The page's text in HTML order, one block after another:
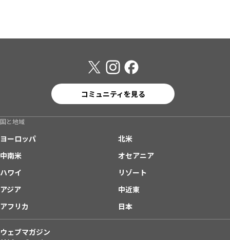
コミュニティを見る
国と地域
ヨーロッパ
北米
中南米
オセアニア
ハワイ
リゾート
アジア
中近東
アフリカ
日本
ウェブマガジン